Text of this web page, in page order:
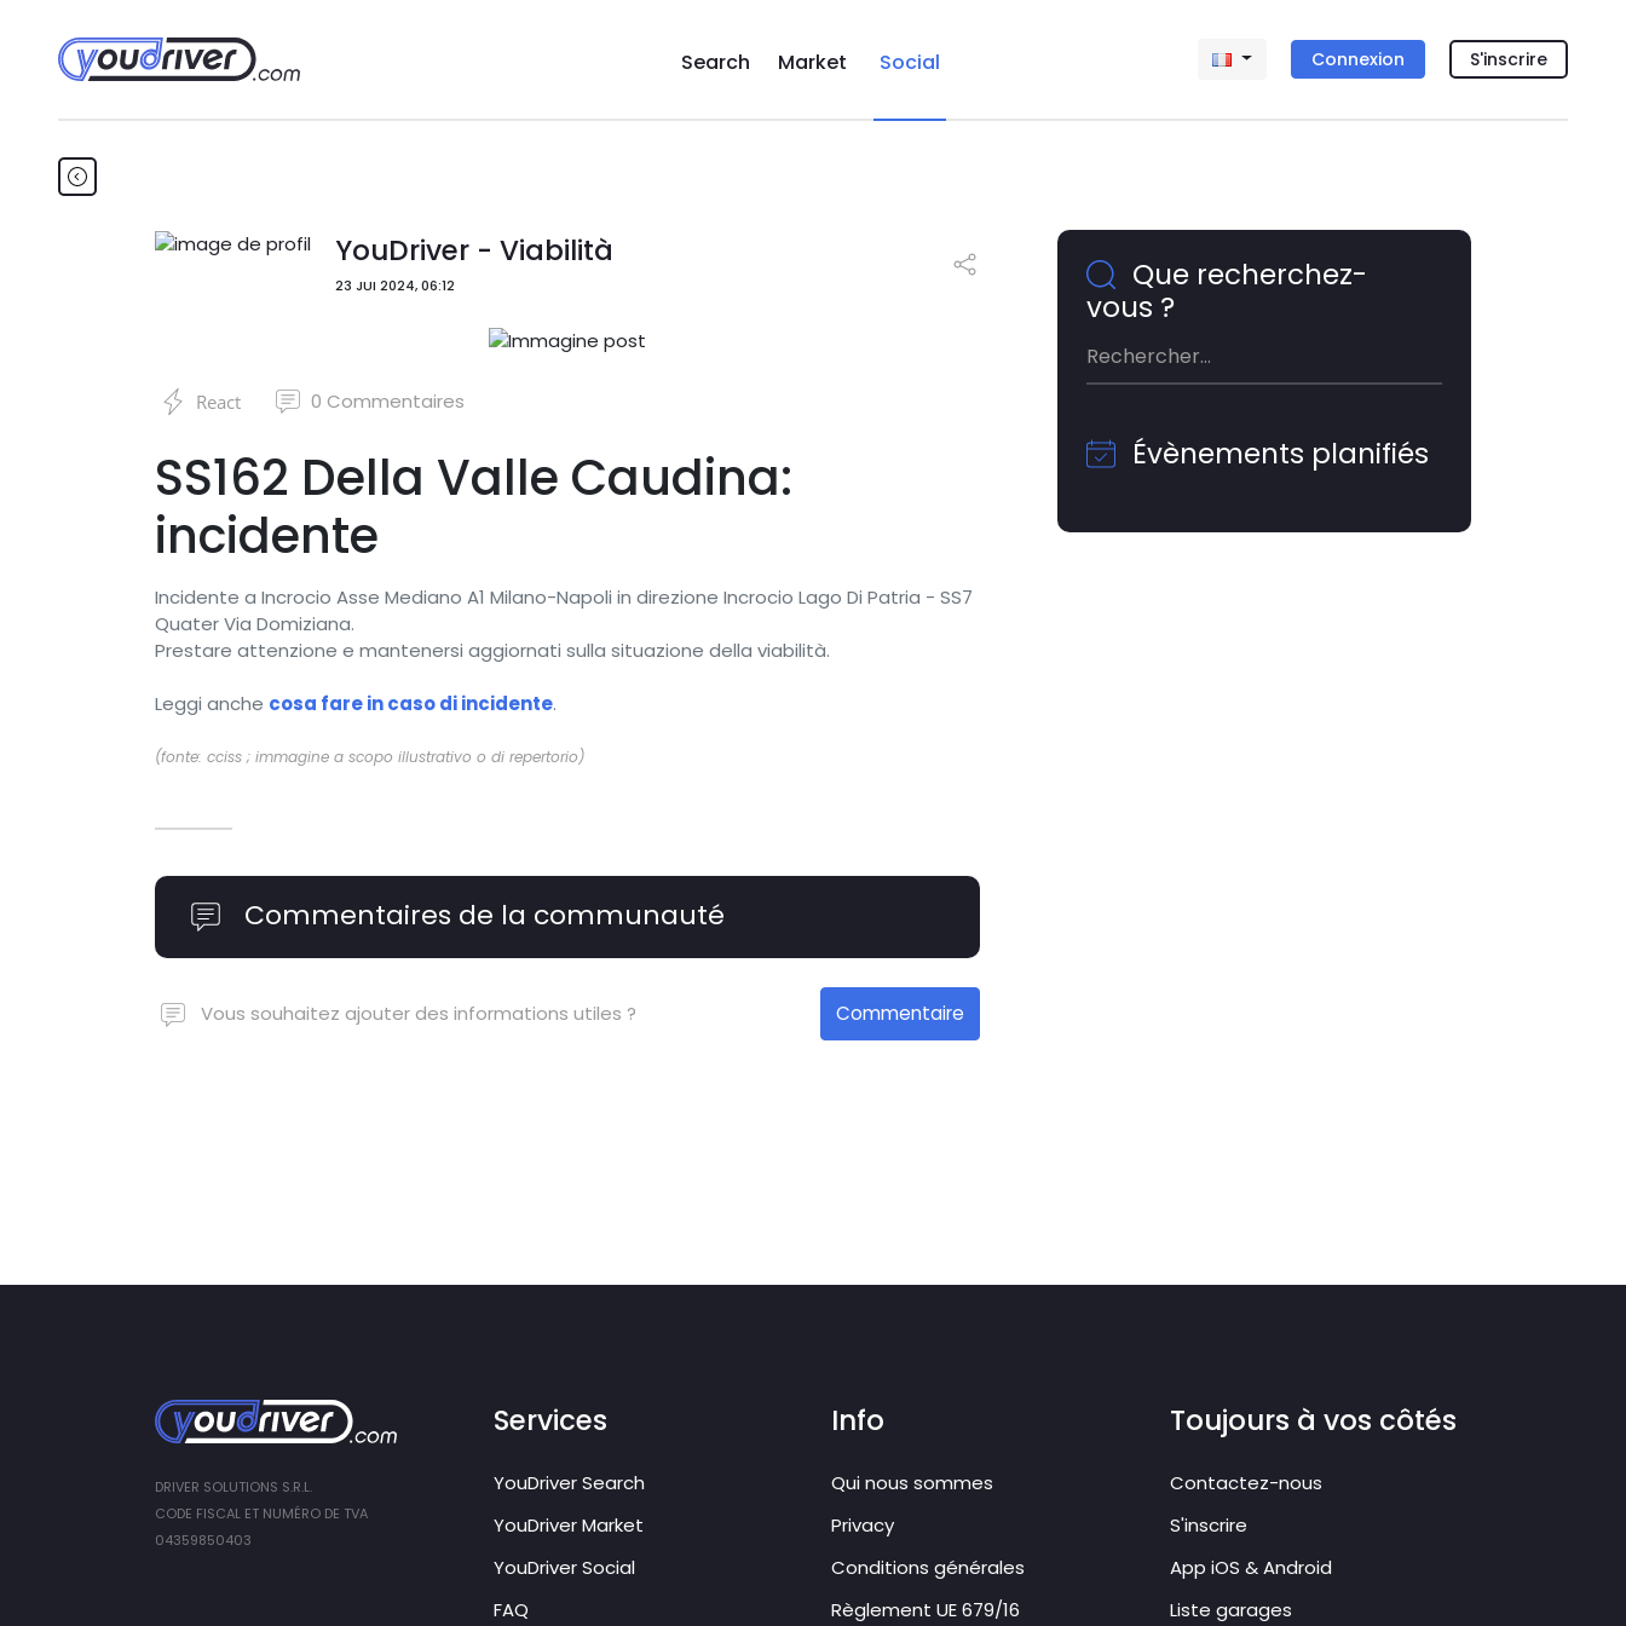
Search Market Social Connexion S'inscrire
YouDriver - Viabilità
23 JUI 2024, 06:12
React 0 Commentaires
SS162 Della Valle Caudina:
incidente
Incidente a Incrocio Asse Mediano A1 Milano-Napoli in direzione Incrocio Lago Di Patria - SS7
Quater Via Domiziana.
Prestare attenzione e mantenersi aggiornati sulla situazione della viabilità.
Leggi anche cosa fare in caso di incidente.
(fonte: cciss ; immagine a scopo illustrativo o di repertorio)
Commentaires de la communauté
Vous souhaitez ajouter des informations utiles ? Commentaire
Que recherchez-
vous ?
Évènements planifiés
DRIVER SOLUTIONS S.R.L.
CODE FISCAL ET NUMÉRO DE TVA
04359850403
Services
YouDriver Search
YouDriver Market
YouDriver Social
FAQ
Info
Qui nous sommes
Privacy
Conditions générales
Règlement UE 679/16
Toujours à vos côtés
Contactez-nous
S'inscrire
App iOS & Android
Liste garages